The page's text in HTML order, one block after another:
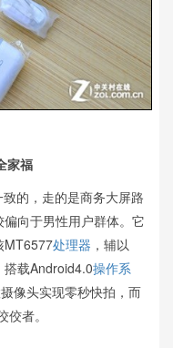
家福
的，走的是商务大屏路
向于男性用户群体。它
MT6577处理器 ，辅以
载Android4.0操作系
像头实现零秒快拍，而
者。